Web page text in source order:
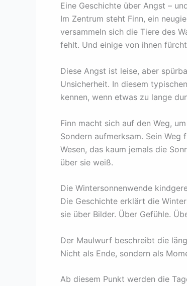
Eine Geschichte über Angst –
Im Zentrum steht Finn, ein
versammeln sich die Tiere des
fehlt. Und einige von ihnen
Diese Angst ist leise, aber
Unsicherheit. In diesem
kennen, wenn etwas zu lange
Finn macht sich auf den Weg,
Sondern aufmerksam. Sein
Wesen, das kaum jemals die
über sie weiß.
Die Wintersonnenwende
Die Geschichte erklärt die
sie über Bilder. Über Gefühle.
Der Maulwurf beschreibt die
Nicht als Ende, sondern als
Ab diesem Punkt werden die